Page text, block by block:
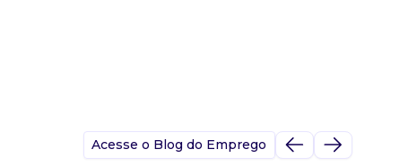
Acesse o Blog do Emprego